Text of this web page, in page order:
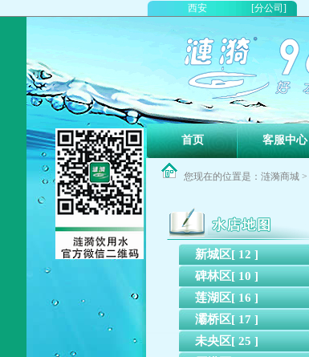
[分公司]
西安
首页 客服中心
您现在的位置是：涟漪商城 >
新城区[ 12 ]
碑林区[ 10 ]
莲湖区[ 16 ]
灞桥区[ 17 ]
未央区[ 25 ]